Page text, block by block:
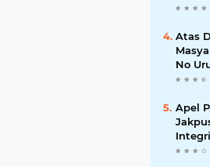
Atas
No
Untuk
Apel
WBK